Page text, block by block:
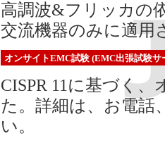
高調波&フリッカの
交流機器のみに適用
オンサイトEMC試験 (EMC出張試験サ
CISPR 11に基づく
た。詳細は、お電話
い。